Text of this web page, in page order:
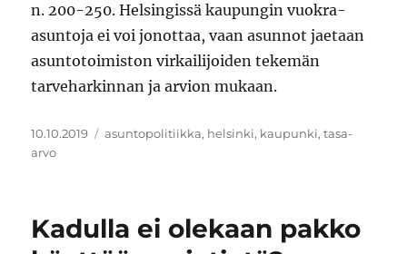
n. 200-250. Helsingissä kaupungin vuokra-
asuntoja ei voi jonottaa, vaan asunnot jaetaan
asuntotoimiston virkailijoiden tekemän
tarveharkinnan ja arvion mukaan.
Julkaistu
10.10.2019 Avainsanat
asuntopolitiikka, helsinki, kaupunki,tasa-
arvo
Kadulla ei olekaan pakko